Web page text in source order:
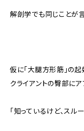
解剖学でも同じことが
仮に「大腿方形筋」の
クライアントの臀部に
「知っているけど、スル